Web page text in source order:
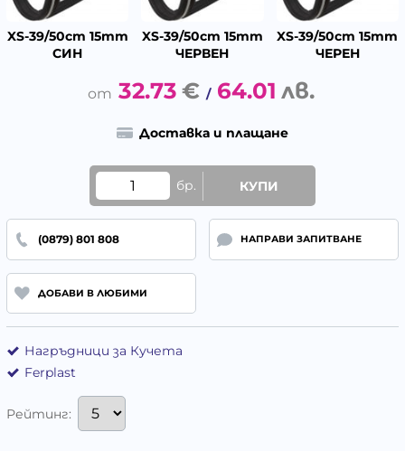
XS-39/50cm 15mm
СИН
XS-39/50cm 15mm
ЧЕРВЕН
XS-39/50cm 15mm
ЧЕРЕН
32.73 € / 64.01 лв.
Доставка и плащане
бр. КУПИ
(0879) 801 808 НАПРАВИ ЗАПИТВАНЕ
ДОБАВИ В ЛЮБИМИ
Нагръдници за Кучета
Ferplast
Рейтинг: